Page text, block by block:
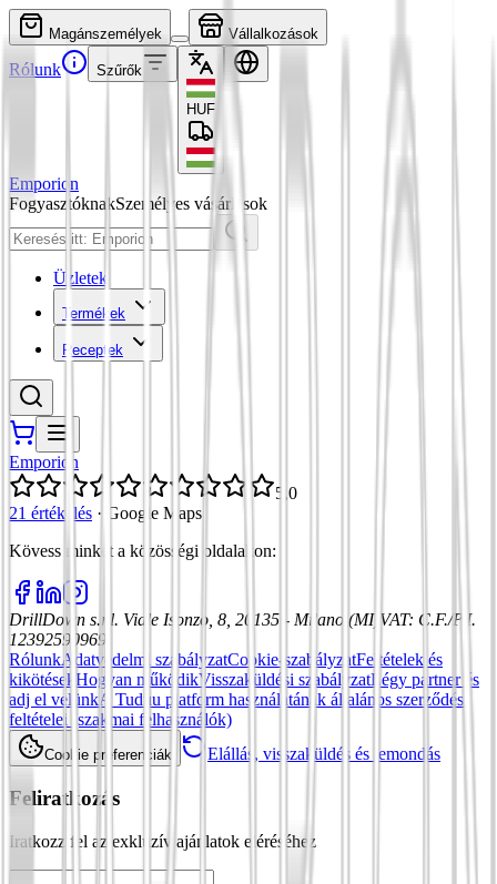
Magánszemélyek Vállalkozások
Rólunk Szűrők
HUF
Emporion
FogyasztóknakSzemélyes vásárlások
Üzletek
Termékek
Receptek
Emporion
5,0
21 értékelés · Google Maps
Kövess minket a közösségi oldalakon:
DrillDown s.r.l. Viale Isonzo, 8, 20135 - Milano (MI) VAT: C.F./P.I.
12392590969
RólunkAdatvédelmi szabályzatCookie-szabályzatFeltételek és
kikötések Hogyan működikVisszaküldési szabályzatLégy partner és
adj el velünkA Tuduu platform használatának általános szerződési
feltételei (szakmai felhasználók)
Cookie preferenciák Elállás, visszaküldés és lemondás
Feliratkozás
Iratkozz fel az exkluzív ajánlatok eléréséhez